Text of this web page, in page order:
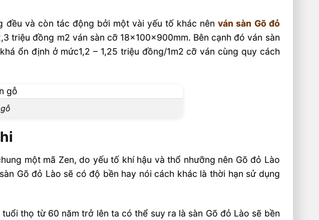
đều và còn tác động bởi một vài yếu tố khác nênván sàn Gõ đỏ
triệu đồng m2 ván sàn cỡ 18x100x900mm. Bên cạnh đó ván sàn
ổn định ở mức1,2 – 1,25 triệu đồng/1m2 cỡ ván cùng quy cách
một mã Zen, do yếu tố khí hậu và thổ nhưỡng nên Gõ đỏ Lào
Gõ đỏ Lào sẽ có độ bền hay nói cách khác là thời hạn sử dụng
thọ từ 60 năm trở lên ta có thể suy ra là sàn Gõ đỏ Lào sẽ bền